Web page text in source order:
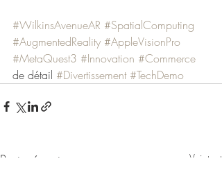
#WilkinsAvenueAR #SpatialComputing
#AugmentedReality #AppleVisionPro
#MetaQuest3 #Innovation #Commerce
de détail #Divertissement #TechDemo
Posts récents Voir tout